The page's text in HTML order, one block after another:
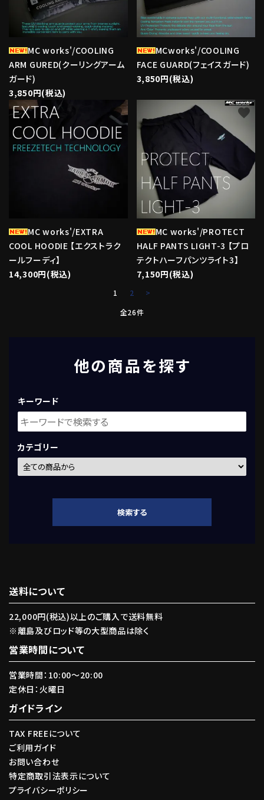
MC works'/COOLING
ARM GURED(クーリングアーム
ガード)
3,850円(税込)
MCworks'/COOLING
FACE GUARD(フェイスガード)
3,850円(税込)
MC works'/EXTRA
COOL HOODIE 【エクストラク
ールフーディ】
14,300円(税込)
favorite
MC works'/PROTECT
HALF PANTS LIGHT-3 【プロ
テクトハーフパンツライト3】
7,150円(税込)
favorite
1 2
>
全26件
他の商品を探す
キーワード
カテゴリー
検索する
キーワード
カテゴリー
送料について
22,000円(税込)以上のご購入で送料無料
※離島及びロッド等の大型商品は除く
営業時間について
営業時間：10:00〜20:00
定休日：火曜日
ガイドライン
TAX FREEについて
ご利用ガイド
お問い合わせ
特定商取引法表示について
プライバシーポリシー